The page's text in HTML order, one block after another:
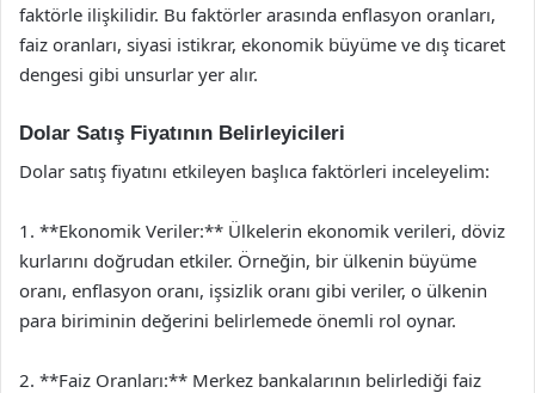
faktörle ilişkilidir. Bu faktörler arasında enflasyon oranları,
faiz oranları, siyasi istikrar, ekonomik büyüme ve dış ticaret
dengesi gibi unsurlar yer alır.
Dolar Satış Fiyatının Belirleyicileri
Dolar satış fiyatını etkileyen başlıca faktörleri inceleyelim:
1. **Ekonomik Veriler:** Ülkelerin ekonomik verileri, döviz
kurlarını doğrudan etkiler. Örneğin, bir ülkenin büyüme
oranı, enflasyon oranı, işsizlik oranı gibi veriler, o ülkenin
para biriminin değerini belirlemede önemli rol oynar.
2. **Faiz Oranları:** Merkez bankalarının belirlediği faiz